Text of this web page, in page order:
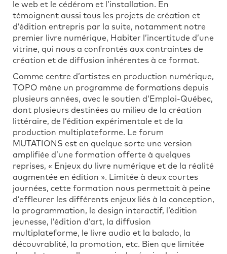
le web et le cédérom et l’installation. En
témoignent aussi tous les projets de création et
d’édition entrepris par la suite, notamment notre
premier livre numérique, Habiter l’incertitude d’une
vitrine, qui nous a confrontés aux contraintes de
création et de diffusion inhérentes à ce format.
Comme centre d’artistes en production numérique,
TOPO mène un programme de formations depuis
plusieurs années, avec le soutien d’Emploi-Québec,
dont plusieurs destinées au milieu de la création
littéraire, de l’édition expérimentale et de la
production multiplateforme. Le forum
MUTATIONS est en quelque sorte une version
amplifiée d’une formation offerte à quelques
reprises, « Enjeux du livre numérique et de la réalité
augmentée en édition ». Limitée à deux courtes
journées, cette formation nous permettait à peine
d’effleurer les différents enjeux liés à la conception,
la programmation, le design interactif, l’édition
jeunesse, l’édition d’art, la diffusion
multiplateforme, le livre audio et la balado, la
découvrablité, la promotion, etc. Bien que limitée